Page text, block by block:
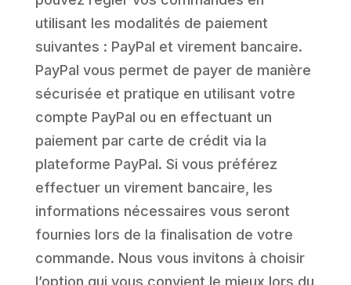
utilisant les modalités de paiement
suivantes : PayPal et virement bancaire.
PayPal vous permet de payer de manière
sécurisée et pratique en utilisant votre
compte PayPal ou en effectuant un
paiement par carte de crédit via la
plateforme PayPal. Si vous préférez
effectuer un virement bancaire, les
informations nécessaires vous seront
fournies lors de la finalisation de votre
commande. Nous vous invitons à choisir
l’option qui vous convient le mieux lors du